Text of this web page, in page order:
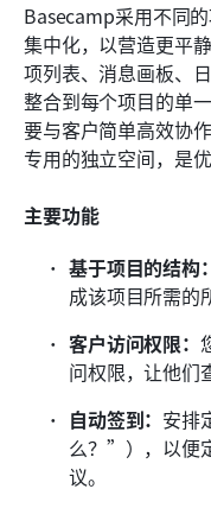
Basecamp采用不同
集中化，以营造更平
项列表、消息画板、
整合到每个项目的单
要与客户简单高效协
专用的独立空间，是
主要功能
基于项目的结构：
成该项目所需的
客户访问权限：
问权限，让他们
自动签到： 安排
么？”），以便
议。